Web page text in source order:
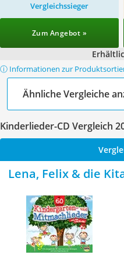
Vergleichssieger
Zum Angebot »
ⓘ Informationen zur
Ähnliche Vergleiche
Kinderlieder-CD Vergleich
Lena, Felix & die